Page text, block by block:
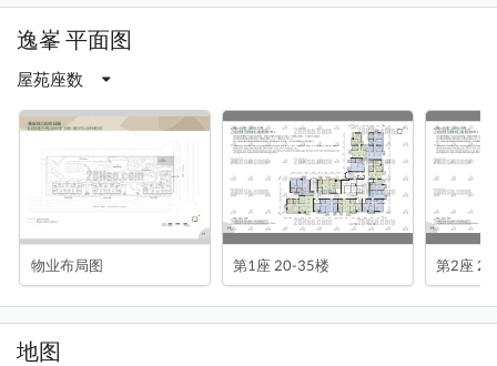
逸峯 平面图
屋苑座数
物业布局图 第1座 20-35楼 第2座
地图